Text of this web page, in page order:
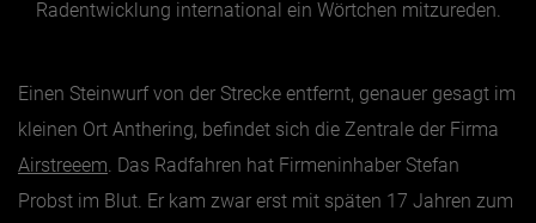
Hotel & Reise
Archiv
Radentwicklung international ein Wörtchen mitzureden.
Einen Steinwurf von der Strecke entfernt, genauer gesagt im
kleinen Ort Anthering, befindet sich die Zentrale der Firma
Airstreeem . Das Radfahren hat Firmeninhaber Stefan
Probst im Blut. Er kam zwar erst mit späten 17 Jahren zum